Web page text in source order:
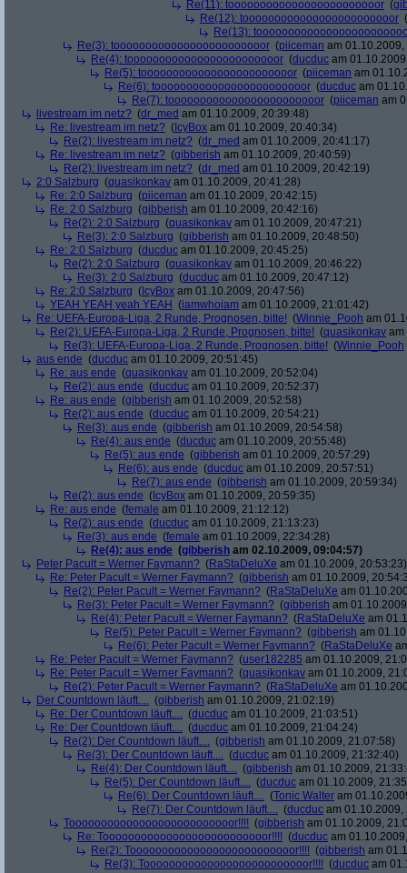
Re(11): toooooooooooooooooooooooor (
Re(12): toooooooooooooooooooooooor (
Re(13):
Re(3): toooooooooooooooooooooooor (piiceman am
Re(4): toooooooooooooooooooooooor (ducduc am
Re(5): toooooooooooooooooooooooor (piiceman am
Re(6): toooooooooooooooooooooooor (ducduc am
Re(7): toooooooooooooooooooooooor (piiceman am
livestream im netz? (dr_med am 01.10.2009, 20:39:48)
Re: livestream im netz? ( IcyBox am 01.10.2009, 20:40:34)
Re(2): livestream im netz? (dr_med am 01.10.2009, 20:41:17)
Re: livestream im netz? (gibberish am 01.10.2009, 20:40:59)
Re(2): livestream im netz? (dr_med am 01.10.2009, 20:42:19)
2:0 Salzburg (quasikonkav am 01.10.2009, 20:41:28)
Re: 2:0 Salzburg (piiceman am 01.10.2009, 20:42:15)
Re: 2:0 Salzburg (gibberish am 01.10.2009, 20:42:16)
Re(2): 2:0 Salzburg (quasikonkav am 01.10.2009, 20:47:21)
Re(3): 2:0 Salzburg (gibberish am 01.10.2009, 20:48:50)
Re: 2:0 Salzburg (ducduc am 01.10.2009, 20:45:25)
Re(2): 2:0 Salzburg (quasikonkav am 01.10.2009, 20:46:22)
Re(3): 2:0 Salzburg (ducduc am 01.10.2009, 20:47:12)
Re: 2:0 Salzburg ( IcyBox am 01.10.2009, 20:47:56)
YEAH YEAH yeah YEAH (iamwhoiam am 01.10.2009, 21:01:42)
Re: UEFA-Europa-Liga, 2 Runde, Prognosen, bitte! (Winnie_Pooh am
Re(2): UEFA-Europa-Liga, 2 Runde, Prognosen, bitte! (quasikonkav am
Re(3): UEFA-Europa-Liga, 2 Runde, Prognosen, bitte! (Winnie_Pooh
aus ende (ducduc am 01.10.2009, 20:51:45)
Re: aus ende (quasikonkav am 01.10.2009, 20:52:04)
Re(2): aus ende (ducduc am 01.10.2009, 20:52:37)
Re: aus ende (gibberish am 01.10.2009, 20:52:58)
Re(2): aus ende (ducduc am 01.10.2009, 20:54:21)
Re(3): aus ende (gibberish am 01.10.2009, 20:54:58)
Re(4): aus ende (ducduc am 01.10.2009, 20:55:48)
Re(5): aus ende (gibberish am 01.10.2009, 20:57:29)
Re(6): aus ende (ducduc am 01.10.2009, 20:57:51)
Re(7): aus ende (gibberish am 01.10.2009, 20:59:34)
Re(2): aus ende ( IcyBox am 01.10.2009, 20:59:35)
Re: aus ende (female am 01.10.2009, 21:12:12)
Re(2): aus ende (ducduc am 01.10.2009, 21:13:23)
Re(3): aus ende (female am 01.10.2009, 22:34:28)
Re(4): aus ende (gibberish am 02.10.2009, 09:04:57)
Peter Pacult = Werner Faymann? (RaStaDeluXe am 01.10.2009, 20:53:23)
Re: Peter Pacult = Werner Faymann? (gibberish am 01.10.2009,
Re(2): Peter Pacult = Werner Faymann? (RaStaDeluXe am
Re(3): Peter Pacult = Werner Faymann? (gibberish am
Re(4): Peter Pacult = Werner Faymann? (RaStaDeluXe am
Re(5): Peter Pacult = Werner Faymann? (gibberish am
Re(6): Peter Pacult = Werner Faymann? (RaStaDeluXe
Re: Peter Pacult = Werner Faymann? (user182285 am 01.10.2009,
Re: Peter Pacult = Werner Faymann? (quasikonkav am 01.10.2009,
Re(2): Peter Pacult = Werner Faymann? (RaStaDeluXe am
Der Countdown läuft.... (gibberish am 01.10.2009, 21:02:19)
Re: Der Countdown läuft.... (ducduc am 01.10.2009, 21:03:51)
Re: Der Countdown läuft.... (ducduc am 01.10.2009, 21:04:24)
Re(2): Der Countdown läuft.... (gibberish am 01.10.2009, 21:07:58)
Re(3): Der Countdown läuft.... (ducduc am 01.10.2009, 21:32:40)
Re(4): Der Countdown läuft.... (gibberish am 01.10.2009,
Re(5): Der Countdown läuft.... (ducduc am 01.10.2009,
Re(6): Der Countdown läuft.... (Tonic Walter am
Re(7): Der Countdown läuft.... (ducduc am 01.10.2009,
Toooooooooooooooooooooooooor!!!! (gibberish am 01.10.2009,
Re: Toooooooooooooooooooooooooor!!!! (ducduc am
Re(2): Toooooooooooooooooooooooooor!!!! (gibberish am
Re(3): Toooooooooooooooooooooooooor!!!! (ducduc am